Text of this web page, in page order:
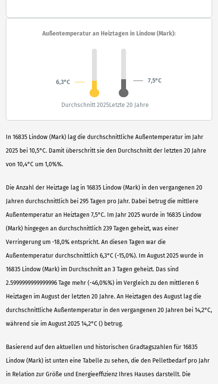
In 16835 Lindow (Mark) lag die durchschnittliche Außentemperatur im Jahr
2025 bei 10,5°C. Damit überschritt sie den Durchschnitt der letzten 20 Jahre
von 10,4°C um 1,0%%.
Die Anzahl der Heiztage lag in 16835 Lindow (Mark) in den vergangenen 20
Jahren durchschnittlich bei 295 Tagen pro Jahr. Dabei betrug die mittlere
Außentemperatur an Heiztagen 7,5°C. Im Jahr 2025 wurde in 16835 Lindow
(Mark) hingegen an durchschnittlich 239 Tagen geheizt, was einer
Verringerung um -18,0% entspricht. An diesen Tagen war die
Außentemperatur durchschnittlich 6,3°C (-15,0%). Im August 2025 wurde in
16835 Lindow (Mark) im Durchschnitt an 3 Tagen geheizt. Das sind
2.5999999999999996 Tage mehr (-46,0%%) im Vergleich zu den mittleren 6
Heiztagen im August der letzten 20 Jahre. An Heiztagen des August lag die
durchschnittliche Außentemperatur in den vergangenen 20 Jahren bei 14,2°C,
während sie im August 2025 14,2°C () betrug.
Basierend auf den aktuellen und historischen Gradtagszahlen für 16835
Lindow (Mark) ist unten eine Tabelle zu sehen, die den Pelletbedarf pro Jahr
in Relation zur Größe und Energieeffizienz Ihres Hauses darstellt. Die
Außentemperatur an Heiztagen in Lindow (Mark):
6,3°C 7,5°C
Durchschnitt 2025Letzte 20 Jahre